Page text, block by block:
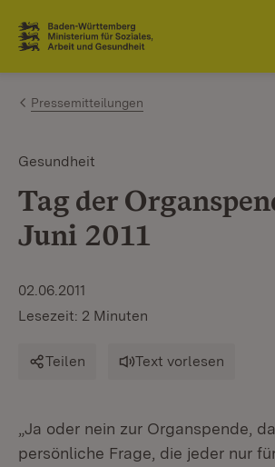
Zum Inhalt springen
Link zur Startseite
Pressemitteilungen
Gesundheit
Tag der
Juni 2011
02.06.2011
Lesezeit: 2 Minuten
Teilen Text vorlesen
„Ja oder nein zur Organspende,
persönliche Frage, die jeder nur